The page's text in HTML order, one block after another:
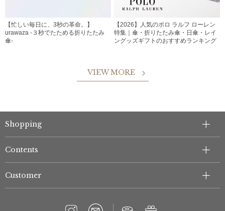
【忙しい毎日に、3秒の革命。】
urawaza -３秒でたためる折りたたみ
傘-
【2026】人気のポロ ラルフ ローレン
特集｜傘・折りたたみ傘・日傘・レイ
ングッズギフトのおすすめランキング
VIEW MORE
Shopping
Contents
Customer